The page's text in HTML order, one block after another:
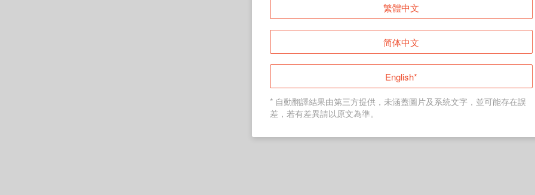
登入
返回首頁
繁體中文
简体中文
English*
* 自動翻譯結果由第三方提供，未涵蓋圖片及系統文字，並可能存在誤
差，若有差異請以原文為準。